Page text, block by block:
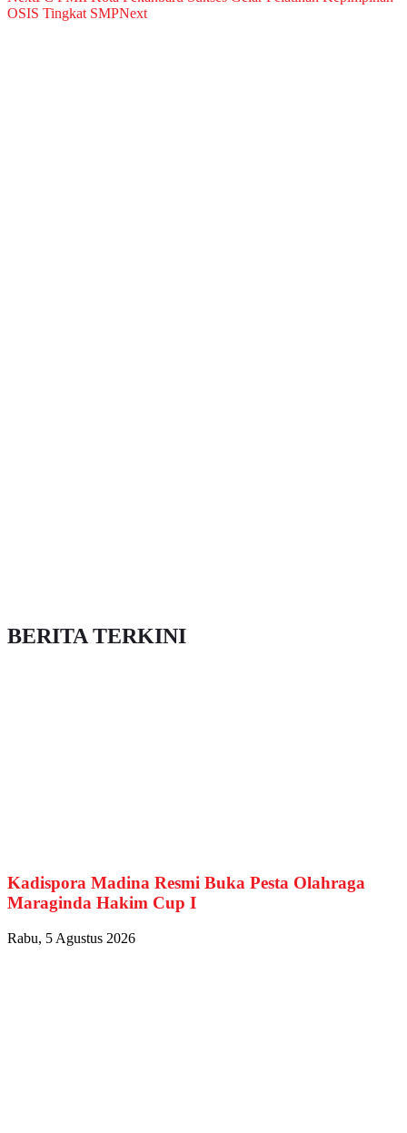
OSIS Tingkat SMPNext
BERITA TERKINI
Kadispora Madina Resmi Buka Pesta Olahraga
Maraginda Hakim Cup I
Rabu, 5 Agustus 2026